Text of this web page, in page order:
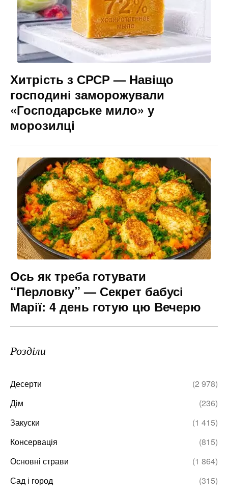
Хитрість з СРСР — Навіщо
господині заморожували
«Господарське мило» у
морозилці
Ось як треба готувати
“Перловку” — Секрет бабусі
Марії: 4 день готую цю Вечерю
Розділи
Десерти
(2 978)
Дім
(236)
Закуски
(1 415)
Консервація
(815)
Основні страви
(1 864)
Сад і город
(315)